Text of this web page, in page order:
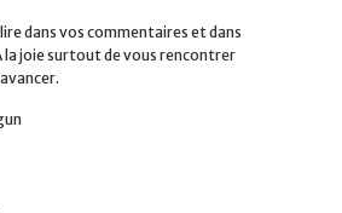
dans vos commentaires et dans
la joie surtout de vous rencontrer